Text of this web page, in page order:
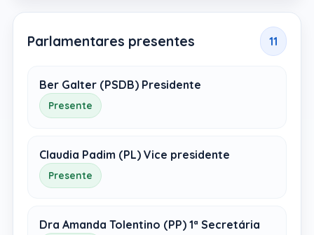
Parlamentares presentes 11
Ber Galter (PSDB) Presidente
Presente
Claudia Padim (PL) Vice presidente
Presente
Dra Amanda Tolentino (PP) 1ª Secretária